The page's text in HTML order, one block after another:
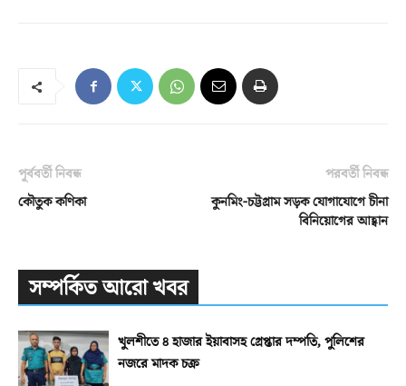
পূর্ববর্তী নিবন্ধ
কৌতুক কণিকা
পরবর্তী নিবন্ধ
কুনমিং-চট্টগ্রাম সড়ক যোগাযোগে চীনা
বিনিয়োগের আহ্বান
সম্পর্কিত আরো খবর
খুলশীতে ৪ হাজার ইয়াবাসহ গ্রেপ্তার দম্পতি, পুলিশের
নজরে মাদক চক্র